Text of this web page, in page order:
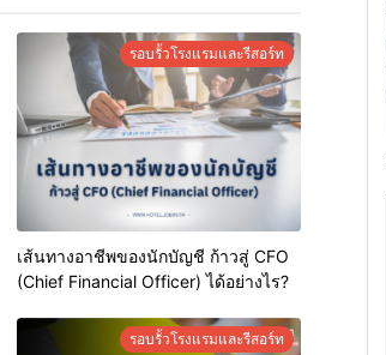
รอบรั้วโรงแรมและรีสอร์ท
เส้นทางอาชีพของนักบัญชี ก้าวสู่ CFO
(Chief Financial Officer) ได้อย่างไร?
รอบรั้วโรงแรมและรีสอร์ท